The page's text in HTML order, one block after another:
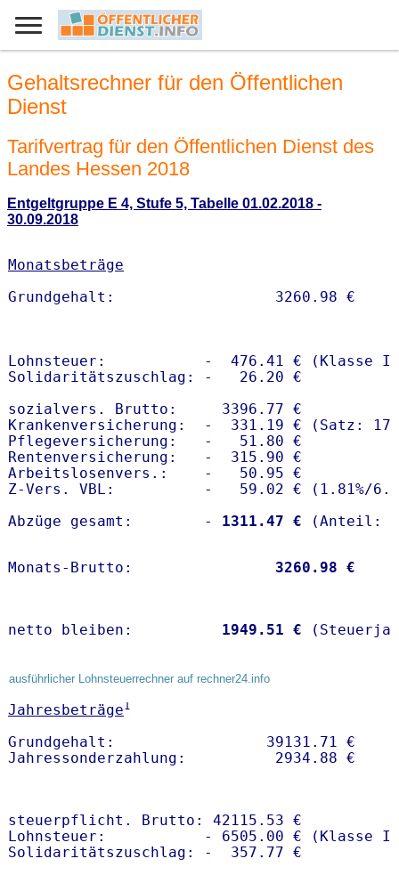
Gehaltsrechner für den Öffentlichen
Dienst
Tarifvertrag für den Öffentlichen Dienst des
Landes Hessen 2018
Entgeltgruppe E 4, Stufe 5, Tabelle 01.02.2018 -
30.09.2018
Monatsbeträge
Lohnsteuer:           -  476.41 € (Klasse I)
Solidaritätszuschlag: -   26.20 €
sozialvers. Brutto:     3396.77 €
Krankenversicherung:  -  331.19 € (Satz:
Pflegeversicherung:   -   51.80 €
Rentenversicherung:   -  315.90 €
Arbeitslosenvers.:    -   50.95 €
Z-Vers. VBL:          -   59.02 € ( 1.81%/
Abzüge gesamt:        -
1311.47 €
Monats-Brutto: 3260.98 €
netto bleiben: 1949.51 €
ausführlicher Lohnsteuerrechner auf rechner24.info
Jahresbeträge1
Grundgehalt:                 39131.71 €
steuerpflicht. Brutto: 42115.53 €
Lohnsteuer:           - 6505.00 € (Klasse I)
Solidaritätszuschlag: -  357.77 €